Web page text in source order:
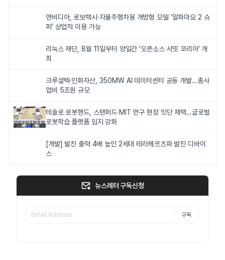
엔비디아, 로보택시·자율주행차용 개방형 모델 ‘알파마요 2 슈
퍼’ 상업적 이용 가능
리눅스 재단, 8월 11일부터 양일간 ‘오픈소스 서밋 코리아’ 개
최
크루셜텍·인화자산, 350MW AI 데이터센터 공동 개발…총사
업비 5조원 규모
테솔로 로봇핸드, 스탠퍼드·MIT 연구 현장 잇단 채택…글로벌
로봇학습 플랫폼 입지 강화
[개발] 발진 출력 4배 높인 2세대 테라헤르츠파 발진 디바이
스
뉴스레터 구독신청
구독